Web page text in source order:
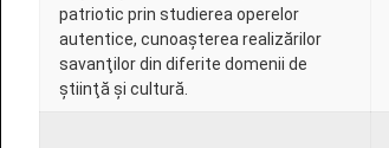
patriotic prin studierea operelor
autentice, cunoaşterea realizărilor
savanţilor din diferite domenii de
ştiinţă şi cultură.